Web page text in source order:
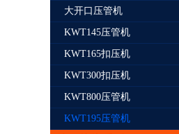
大开口压管机
KWT145压管机
KWT165扣压机
KWT300扣压机
KWT800压管机
KWT195压管机